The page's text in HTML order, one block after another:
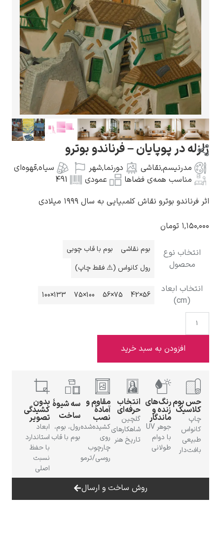
گوستاو کلیمت
ادوارد مونک
ادوارد هاپر
لودویگ دویچ
پوپایان – فرناندو بوترو
,نقاشی دورنما,شهر سیاه,قهوه‌ای
همه‌ی فضاها
عمودی
491
نقاش کلمبیایی به سال ۱۹۹۹ میلادی
تومان
بوم نقاشی
بوم با قاب چوبی
رول کانواس (⚠️ فقط چاپ)
56×42
100×75
133×100
به سبد خرید
رنگ‌های
زنده و
ماندگار
جوهر UV
با دوام
طولانی
انتخاب
حرفه‌ای
گلچین
شاهکارهای
تاریخ هنر
مقاوم و
آمادهٔ
نصب
کشیده‌شده
سه شیوهٔ
ساخت
رول، بوم،
بوم با قاب
بدون
کشیدگی
تصویر
ابعاد
استاندارد
با حفظ
نسبت
روش ساخت و ارسال